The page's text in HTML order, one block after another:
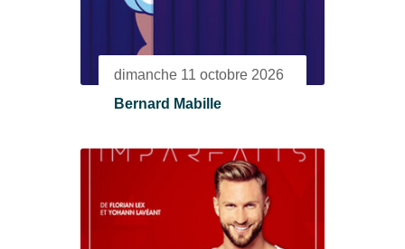
dimanche 11 octobre 2026
Bernard Mabille